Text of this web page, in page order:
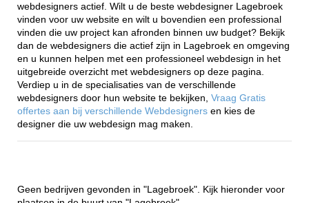
webdesigners actief. Wilt u de beste webdesigner Lagebroek
vinden voor uw website en wilt u bovendien een professional
vinden die uw project kan afronden binnen uw budget? Bekijk
dan de webdesigners die actief zijn in Lagebroek en omgeving
en u kunnen helpen met een professioneel webdesign in het
uitgebreide overzicht met webdesigners op deze pagina.
Verdiep u in de specialisaties van de verschillende
webdesigners door hun website te bekijken, Vraag Gratis
offertes aan bij verschillende Webdesigners en kies de
designer die uw webdesign mag maken.
Geen bedrijven gevonden in "Lagebroek". Kijk hieronder voor